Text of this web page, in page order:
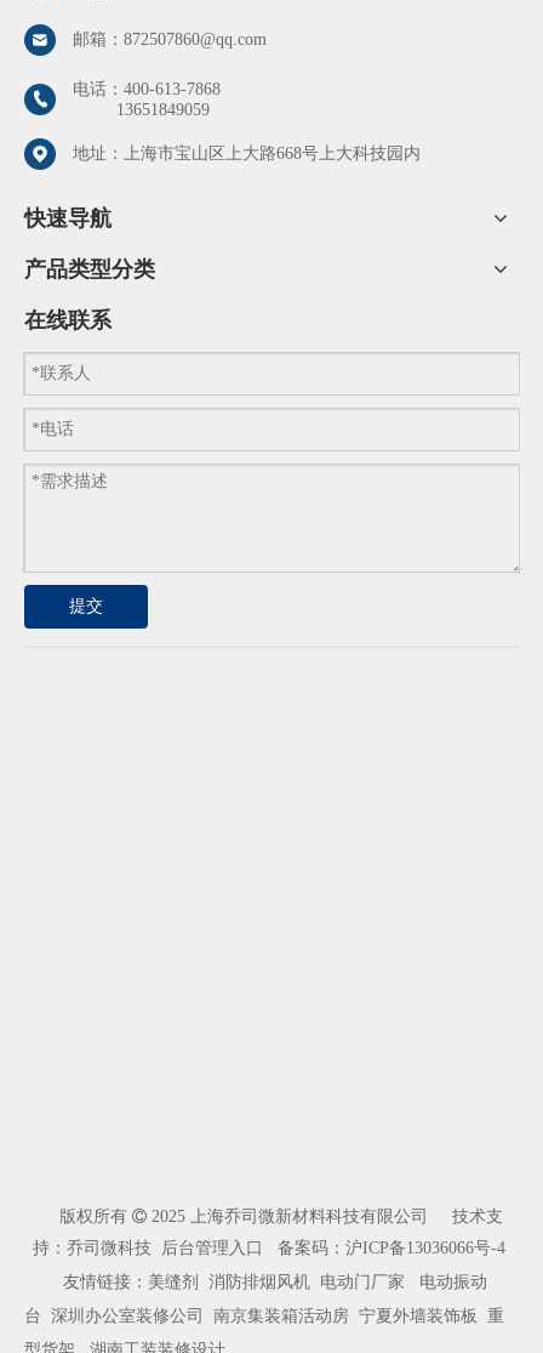
邮箱： 872507860@qq.com
电话： 400-613-7868
13651849059
地址：上海市宝山区上大路668号上大科技园内
快速导航
产品类型分类
在线联系
提交
版权所有  2025 上海乔司微新材料科技有限公司 技术支
持：乔司微科技 后台管理入口 备案码： 沪ICP备13036066号-4
友情链接： 美缝剂 消防排烟风机 电动门厂家
电动振动
台 深圳办公室装修公司 南京集装箱活动房 宁夏外墙装饰板
重